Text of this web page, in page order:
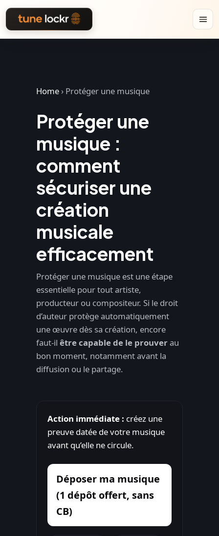
Home › Protéger une musique
Protéger une
musique :
comment
sécuriser une
création
musicale
efficacement
Protéger une musique est une étape
essentielle pour tout artiste,
producteur ou compositeur. Si le droit
d’auteur protège automatiquement
une œuvre dès sa création, encore
faut-il être capable de le prouverau
bon moment, notamment avant la
diffusion ou le partage.
Action immédiate : créez une
preuve datée de votre musique
avant qu’elle ne circule.
Déposer ma musique
(1 dépôt offert, sans
CB)